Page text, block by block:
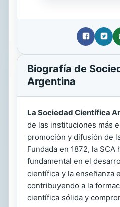
Biografía de
Argentina
La Sociedad Científica
de las instituciones más
promoción y difusión de
Fundada en 1872, la SCA
fundamental en el
científica y la enseñanza
contribuyendo a la
científica sólida y